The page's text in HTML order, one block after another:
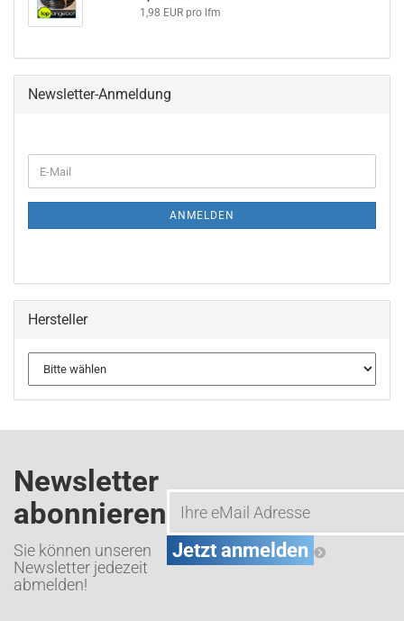
1,98 EUR pro lfm
Newsletter-Anmeldung
ZUR
E-
Mail
ANMELDEN
Hersteller
Newsletter
abonnieren
Sie können unseren
Newsletter jedezeit
abmelden!